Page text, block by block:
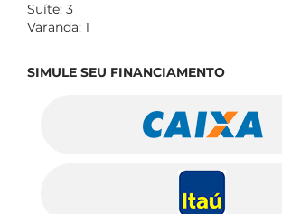
Suíte: 3
Varanda: 1
SIMULE SEU FINANCIAMENTO